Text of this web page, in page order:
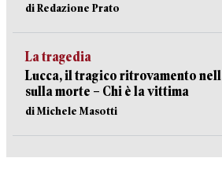
di Redazione Prato
La tragedia
Lucca, il tragico ritrovamento
sulla morte – Chi è la vittima
di Michele Masotti